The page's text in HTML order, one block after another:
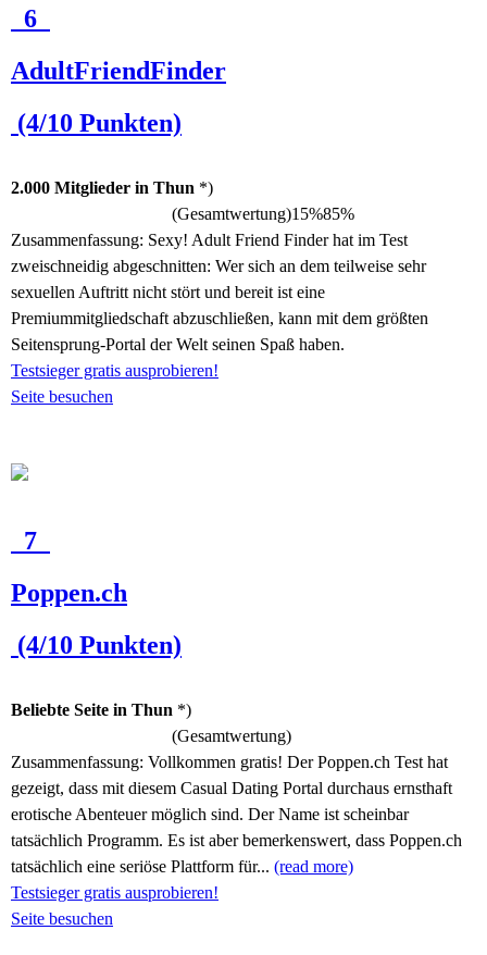
6
AdultFriendFinder
(4/10 Punkten)
2.000 Mitglieder in Thun *)
(Gesamtwertung)15%85%
Zusammenfassung: Sexy! Adult Friend Finder hat im Test
zweischneidig abgeschnitten: Wer sich an dem teilweise sehr
sexuellen Auftritt nicht stört und bereit ist eine
Premiummitgliedschaft abzuschließen, kann mit dem größten
Seitensprung-Portal der Welt seinen Spaß haben.
Testsieger gratis ausprobieren!
Seite besuchen
7
Poppen.ch
(4/10 Punkten)
Beliebte Seite in Thun *)
(Gesamtwertung)
Zusammenfassung: Vollkommen gratis! Der Poppen.ch Test hat
gezeigt, dass mit diesem Casual Dating Portal durchaus ernsthaft
erotische Abenteuer möglich sind. Der Name ist scheinbar
tatsächlich Programm. Es ist aber bemerkenswert, dass Poppen.ch
tatsächlich eine seriöse Plattform für... (read more)
Testsieger gratis ausprobieren!
Seite besuchen